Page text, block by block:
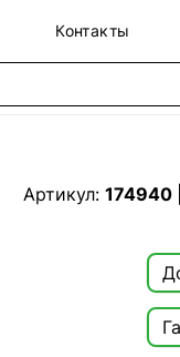
Контакты
Артикул: 174940
